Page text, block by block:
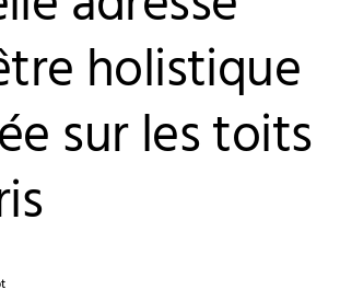
holistique
sur les toits